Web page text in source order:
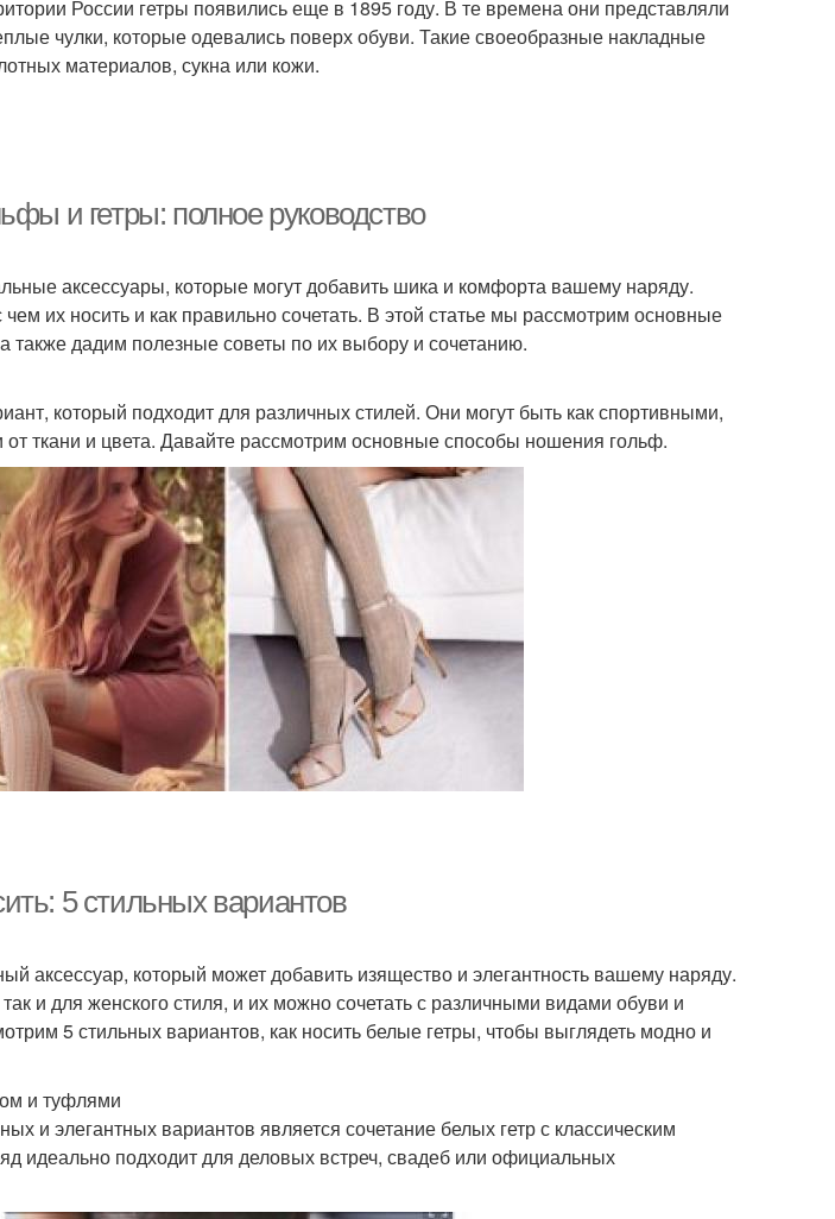
России гетры появились еще в 1895 году. В те времена они представляли
чулки, которые одевались поверх обуви. Такие своеобразные накладные
материалов, сукна или кожи.
и гетры: полное руководство
аксессуары, которые могут добавить шика и комфорта вашему наряду.
их носить и как правильно сочетать. В этой статье мы рассмотрим основные
также дадим полезные советы по их выбору и сочетанию.
который подходит для различных стилей. Они могут быть как спортивными,
ткани и цвета. Давайте рассмотрим основные способы ношения гольф.
5 стильных вариантов
аксессуар, который может добавить изящество и элегантность вашему наряду.
и для женского стиля, и их можно сочетать с различными видами обуви и
5 стильных вариантов, как носить белые гетры, чтобы выглядеть модно и
и туфлями
и элегантных вариантов является сочетание белых гетр с классическим
идеально подходит для деловых встреч, свадеб или официальных